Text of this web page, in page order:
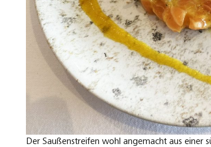
Der Saußenstreifen wohl angemacht aus einer